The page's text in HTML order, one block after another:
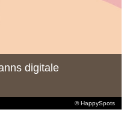
© HappySpots
digitale